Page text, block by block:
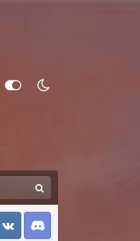
Discord